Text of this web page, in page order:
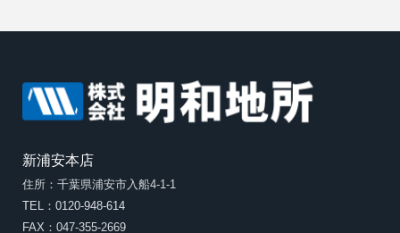
新浦安本店
住所：千葉県浦安市入船4-1-1
TEL：0120-948-614
FAX：047-355-2669